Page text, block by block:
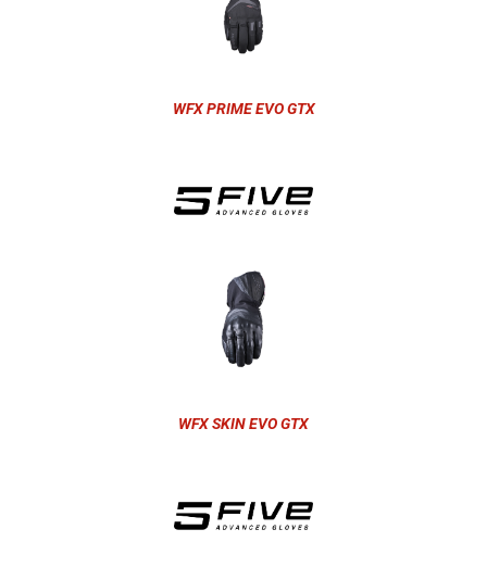
WFX PRIME EVO GTX
WFX SKIN EVO GTX